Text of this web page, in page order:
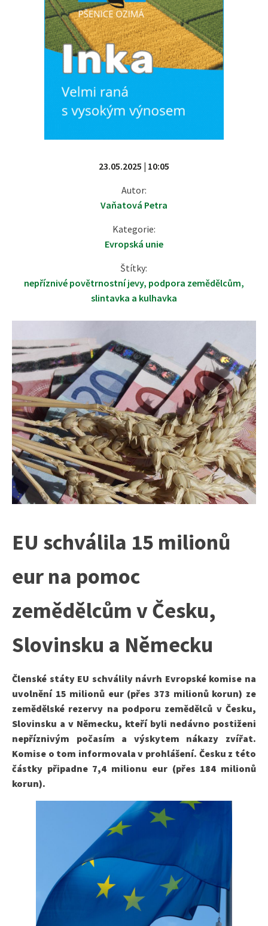
23.05.2025 | 10:05
Autor:
Vaňatová Petra
Kategorie:
Evropská unie
Štítky:
nepříznivé povětrnostní jevy, podpora zemědělcům,
slintavka a kulhavka
EU schválila 15 milionů
eur na pomoc
zemědělcům v Česku,
Slovinsku a Německu
Členské státy EU schválily návrh Evropské komise na
uvolnění 15 milionů eur (přes 373 milionů korun) ze
zemědělské rezervy na podporu zemědělců v Česku,
Slovinsku a v Německu, kteří byli nedávno postiženi
nepříznivým počasím a výskytem nákazy zvířat.
Komise o tom informovala v prohlášení. Česku z této
částky připadne 7,4 milionu eur (přes 184 milionů
korun).